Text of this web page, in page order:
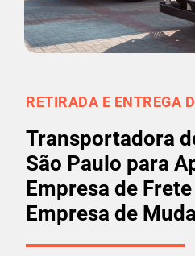
RETIRADA E ENTREGA
Transportadora
São Paulo para
Empresa de
Empresa de